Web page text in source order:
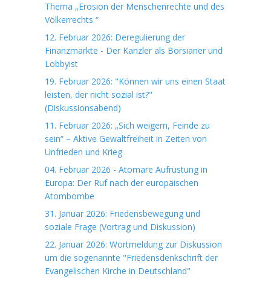
Thema „Erosion der Menschenrechte und des
Völkerrechts “
12. Februar 2026: Deregulierung der
Finanzmärkte - Der Kanzler als Börsianer und
Lobbyist
19. Februar 2026: "Können wir uns einen Staat
leisten, der nicht sozial ist?"
(Diskussionsabend)
11. Februar 2026: „Sich weigern, Feinde zu
sein“ – Aktive Gewaltfreiheit in Zeiten von
Unfrieden und Krieg
04. Februar 2026 - Atomare Aufrüstung in
Europa: Der Ruf nach der europäischen
Atombombe
31. Januar 2026: Friedensbewegung und
soziale Frage (Vortrag und Diskussion)
22. Januar 2026: Wortmeldung zur Diskussion
um die sogenannte "Friedensdenkschrift der
Evangelischen Kirche in Deutschland"